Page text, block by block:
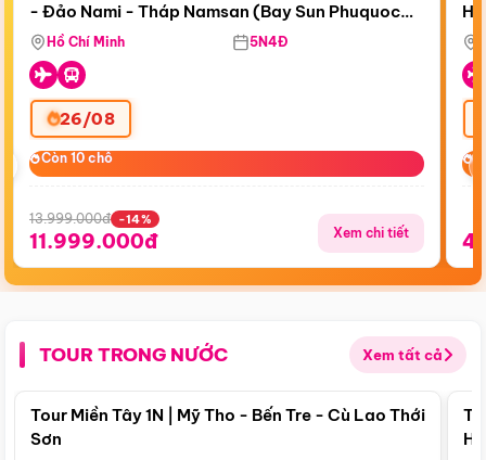
- Đảo Nami - Tháp Namsan (Bay Sun Phuquoc
Airways)
Hồ Chí Minh 5N4Đ
26/08
Còn 10 chỗ
Còn 10 chỗ
13.999.000đ -14%
11.999.000đ Xem chi tiết
TOUR TRONG NƯỚC Xem tất cả
Điểm nổi bật
Tour Miền Tây 1N | Mỹ Tho - Bến Tre - Cù Lao Thới
Sơn